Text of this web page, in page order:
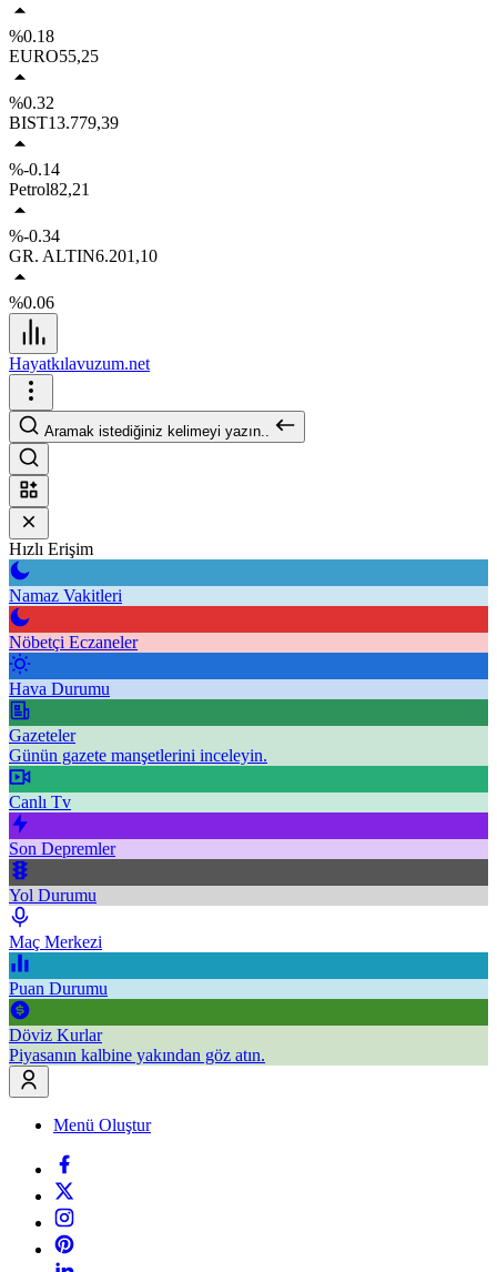
%0.18
EURO55,25
%0.32
BIST13.779,39
%-0.14
Petrol82,21
%-0.34
GR. ALTIN6.201,10
%0.06
Hayatkılavuzum.net
Aramak istediğiniz kelimeyi yazın..
Hızlı Erişim
Namaz Vakitleri
Nöbetçi Eczaneler
Hava Durumu
Gazeteler
Günün gazete manşetlerini inceleyin.
Canlı Tv
Son Depremler
Yol Durumu
Maç Merkezi
Puan Durumu
Döviz Kurlar
Piyasanın kalbine yakından göz atın.
Menü Oluştur